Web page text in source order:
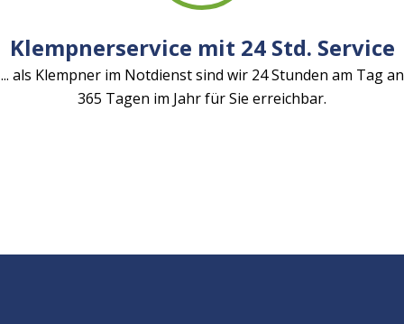
Klempnerservice mit 24 Std. Service
... als Klempner im Notdienst sind wir 24 Stunden am Tag an
365 Tagen im Jahr für Sie erreichbar.